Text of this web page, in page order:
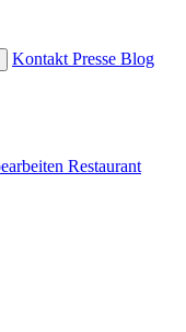
Kontakt Presse Blog
Restaurant